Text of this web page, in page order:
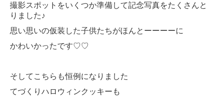
撮影スポットをいくつか準備して記念写真をたくさんと
りました♪
思い思いの仮装した子供たちがほんとーーーーに
かわいかったです♡♡
そしてこちらも恒例になりました
てづくりハロウィンクッキーも